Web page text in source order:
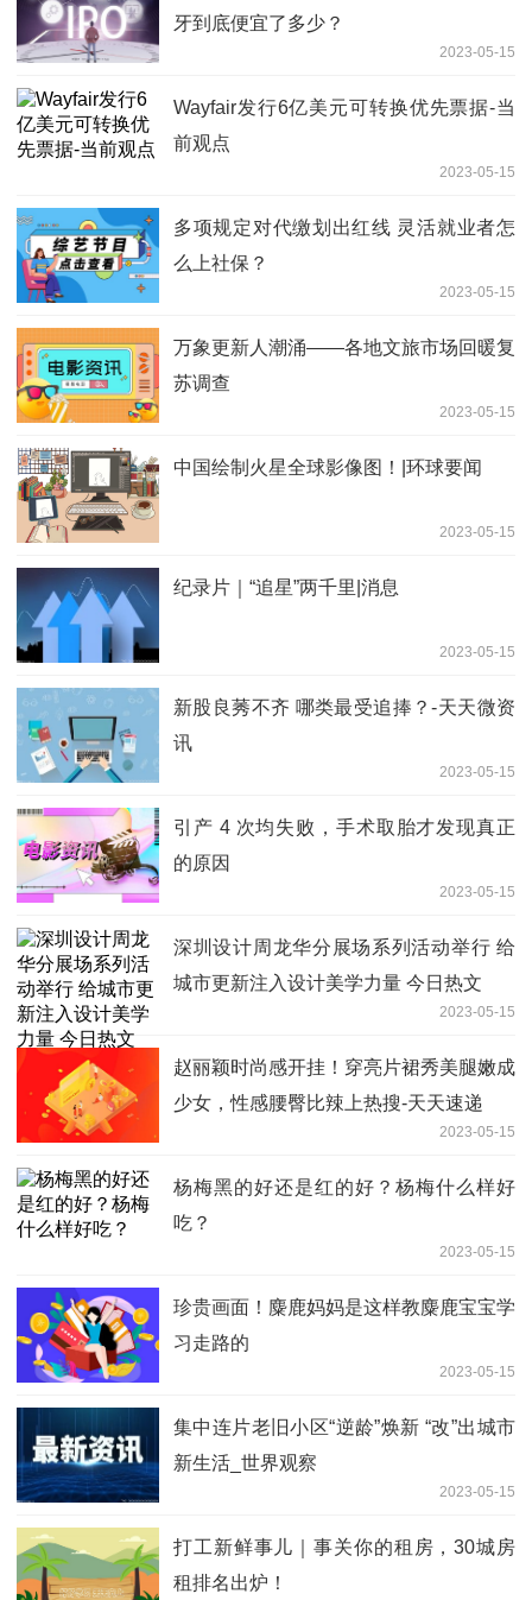
牙到底便宜了多少？
2023-05-15
Wayfair发行6亿美元可转换优先票据-当
前观点
2023-05-15
多项规定对代缴划出红线 灵活就业者怎
么上社保？
2023-05-15
万象更新人潮涌——各地文旅市场回暖复
苏调查
2023-05-15
中国绘制火星全球影像图！|环球要闻
2023-05-15
纪录片｜“追星”两千里|消息
2023-05-15
新股良莠不齐 哪类最受追捧？-天天微资
讯
2023-05-15
引产 4 次均失败，手术取胎才发现真正
的原因
2023-05-15
深圳设计周龙华分展场系列活动举行 给
城市更新注入设计美学力量 今日热文
2023-05-15
赵丽颖时尚感开挂！穿亮片裙秀美腿嫩成
少女，性感腰臀比辣上热搜-天天速递
2023-05-15
杨梅黑的好还是红的好？杨梅什么样好
吃？
2023-05-15
珍贵画面！麋鹿妈妈是这样教麋鹿宝宝学
习走路的
2023-05-15
集中连片老旧小区“逆龄”焕新 “改”出城市
新生活_世界观察
2023-05-15
打工新鲜事儿｜事关你的租房，30城房
租排名出炉！